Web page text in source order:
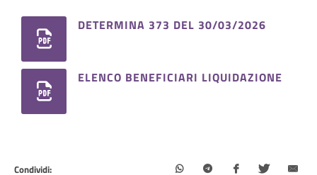
DETERMINA 373 DEL 30/03/2026
ELENCO BENEFICIARI LIQUIDAZIONE
Condividi: